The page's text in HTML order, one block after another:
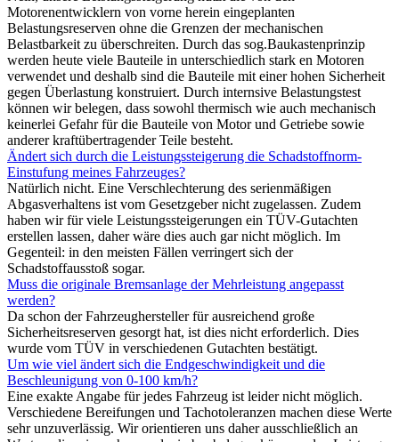
Motorenentwicklern von vorne herein eingeplanten
Belastungsreserven ohne die Grenzen der mechanischen
Belastbarkeit zu überschreiten. Durch das sog.Baukastenprinzip
werden heute viele Bauteile in unterschiedlich stark en Motoren
verwendet und deshalb sind die Bauteile mit einer hohen Sicherheit
gegen Überlastung konstruiert. Durch internsive Belastungstest
können wir belegen, dass sowohl thermisch wie auch mechanisch
keinerlei Gefahr für die Bauteile von Motor und Getriebe sowie
anderer kraftübertragender Teile besteht.
Ändert sich durch die Leistungssteigerung die Schadstoffnorm-
Einstufung meines Fahrzeuges?
Natürlich nicht. Eine Verschlechterung des serienmäßigen
Abgasverhaltens ist vom Gesetzgeber nicht zugelassen. Zudem
haben wir für viele Leistungssteigerungen ein TÜV-Gutachten
erstellen lassen, daher wäre dies auch gar nicht möglich. Im
Gegenteil: in den meisten Fällen verringert sich der
Schadstoffausstoß sogar.
Muss die originale Bremsanlage der Mehrleistung angepasst
werden?
Da schon der Fahrzeughersteller für ausreichend große
Sicherheitsreserven gesorgt hat, ist dies nicht erforderlich. Dies
wurde vom TÜV in verschiedenen Gutachten bestätigt.
Um wie viel ändert sich die Endgeschwindigkeit und die
Beschleunigung von 0-100 km/h?
Eine exakte Angabe für jedes Fahrzeug ist leider nicht möglich.
Verschiedene Bereifungen und Tachotoleranzen machen diese Werte
sehr unzuverlässig. Wir orientieren uns daher ausschließlich an